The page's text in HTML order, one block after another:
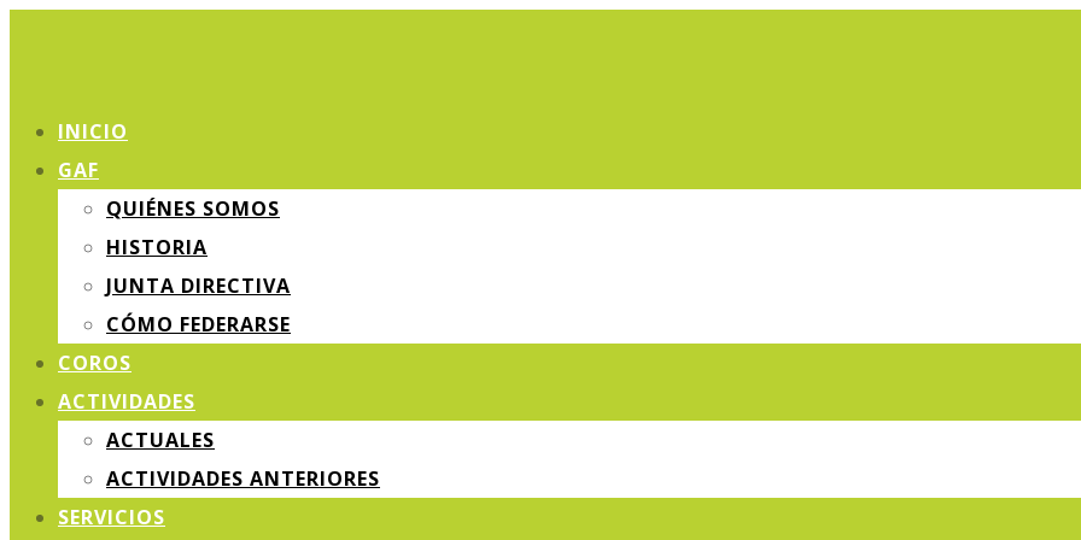
INICIO
GAF
QUIÉNES SOMOS
HISTORIA
JUNTA DIRECTIVA
CÓMO FEDERARSE
COROS
ACTIVIDADES
ACTUALES
ACTIVIDADES ANTERIORES
SERVICIOS